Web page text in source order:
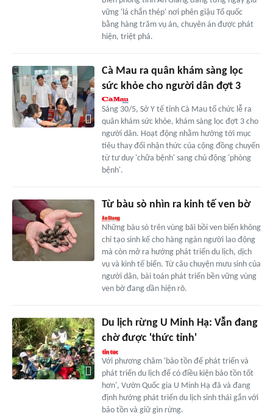
vững 'lá chắn thép' nơi phên giậu Tổ quốc
bằng hàng trăm vụ án, chuyên án được phát
hiện, triệt phá.
Cà Mau ra quân khám sàng lọc
sức khỏe cho người dân đợt 3
Sáng 30/5, Sở Y tế tỉnh Cà Mau tổ chức lễ ra
quân khám sức khỏe, khám sàng lọc đợt 3 cho
người dân. Hoạt động nhằm hướng tới mục
tiêu thay đổi nhận thức của cộng đồng chuyển
từ tư duy 'chữa bệnh' sang chủ động 'phòng
bệnh'.
Từ bàu sò nhìn ra kinh tế ven bờ
Những bàu sò trên vùng bãi bồi ven biển không
chỉ tạo sinh kế cho hàng ngàn người lao động
mà còn mở ra hướng phát triển du lịch, dịch
vụ và kinh tế biển. Từ câu chuyện mưu sinh của
người dân, bài toán phát triển bền vững vùng
ven bờ đang dần hiện rõ.
Du lịch rừng U Minh Hạ: Vẫn đang
chờ được 'thức tỉnh'
Với phương châm 'bảo tồn để phát triển và
phát triển du lịch để có điều kiện bảo tồn tốt
hơn', Vườn Quốc gia U Minh Hạ đã và đang
định hướng phát triển du lịch sinh thái gắn với
bảo tồn và giữ gìn rừng.